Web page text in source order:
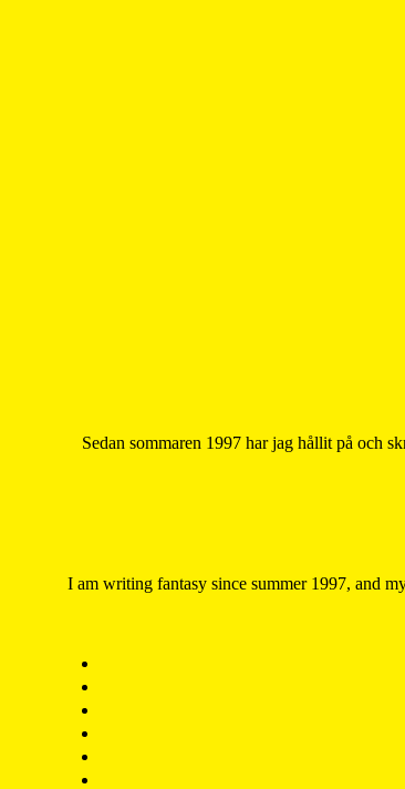
Sedan sommaren 1997 har jag hållit på och
I am writing fantasy since summer 1997, and